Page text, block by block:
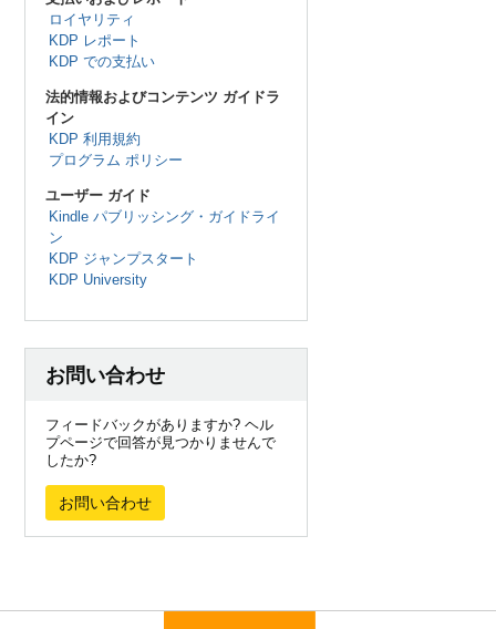
ロイヤリティ
KDP レポート
KDP での支払い
法的情報およびコンテンツ ガイドラ
イン
KDP 利用規約
プログラム ポリシー
ユーザー ガイド
Kindle パブリッシング・ガイドライ
ン
KDP ジャンプスタート
KDP University
お問い合わせ
フィードバックがありますか? ヘル
プページで回答が見つかりませんで
したか?
お問い合わせ